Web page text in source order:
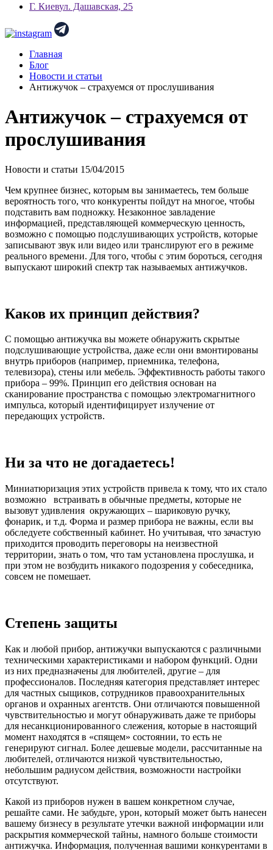
Г. Киевул. Дашавская, 25
Главная
Блог
Новости и статьи
Антижучок – страхуемся от прослушивания
Антижучок – страхуемся от
прослушивания
Новости и статьи 15/04/2015
Чем крупнее бизнес, которым вы занимаетесь, тем больше
вероятность того, что конкуренты пойдут на многое, чтобы
подставить вам подножку. Незаконное завладение
информацией, представляющей коммерческую ценность,
возможно с помощью подслушивающих устройств, которые
записывают звук или видео или транслируют его в режиме
реального времени. Для того, чтобы с этим бороться, сегодня
выпускают широкий спектр так называемых антижучков.
Каков их принцип действия?
С помощью антижучка вы можете обнаружить скрытые
подслушивающие устройства, даже если они вмонтированы
внутрь приборов (например, приемника, телефона,
телевизора), стены или мебель. Эффективность работы такого
прибора – 99%. Принцип его действия основан на
сканирование пространства с помощью электромагнитного
импульса, который идентифицирует излучение от
передающих устройств.
Ни за что не догадаетесь!
Миниатюризация этих устройств привела к тому, что их стало
возможно встраивать в обычные предметы, которые не
вызовут удивления окружающих – шариковую ручку,
фонарик, и т.д. Форма и размер прибора не важны, если вы
обследуете собственный кабинет. Но учитывая, что зачастую
приходится проводить переговоры на неизвестной
территории, знать о том, что там установлена прослушка, и
при этом не возбудить никакого подозрения у собеседника,
совсем не помешает.
Степень защиты
Как и любой прибор, антижучки выпускаются с различными
техническими характеристиками и набором функций. Одни
из них предназначены для любителей, другие – для
профессионалов. Последняя категория представляет интерес
для частных сыщиков, сотрудников правоохранительных
органов и охранных агентств. Они отличаются повышенной
чувствительностью и могут обнаруживать даже те приборы
для несанкционированного слежения, которые в настоящий
момент находятся в «спящем» состоянии, то есть не
генерируют сигнал. Более дешевые модели, рассчитанные на
любителей, отличаются низкой чувствительностью,
небольшим радиусом действия, возможности настройки
отсутствуют.
Какой из приборов нужен в вашем конкретном случае,
решайте сами. Не забудьте, урон, который может быть нанесен
вашему бизнесу в результате утечки важной информации или
раскрытия коммерческой тайны, намного больше стоимости
антижучка. Информация, полученная вашими конкурентами в